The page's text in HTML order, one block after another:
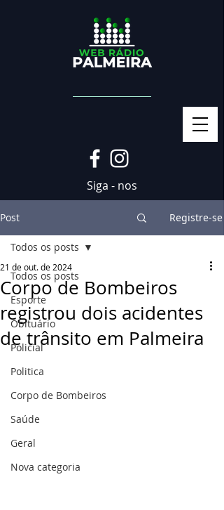
Siga - nos
Post Registre-se
Todos os posts
Esporte
Obituário
Policial
Politica
Corpo de Bombeiros
Saúde
Geral
Nova categoria
Todos os posts
Corpo de Bombeiros
registrou dois acidentes
de trânsito em Palmeira
21 de out. de 2024